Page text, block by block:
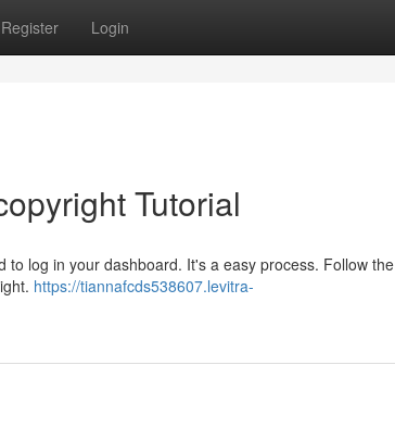
Register Login
Tutorial
log in your dashboard. It's a easy process. Follow the
https://tiannafcds538607.levitra-